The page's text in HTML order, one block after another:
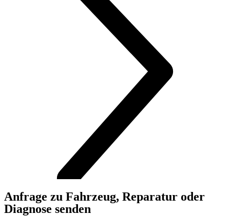
Anfrage zu Fahrzeug, Reparatur oder
Diagnose senden